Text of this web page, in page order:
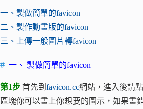
一、製做簡單的favicon
二、製作動畫版的favicon
三、上傳一般圖片轉favicon
一、 製做簡單的favicon
第1步 首先到 favicon.cc網站，進入後請
區塊你可以畫上你想要的圖示，如果畫